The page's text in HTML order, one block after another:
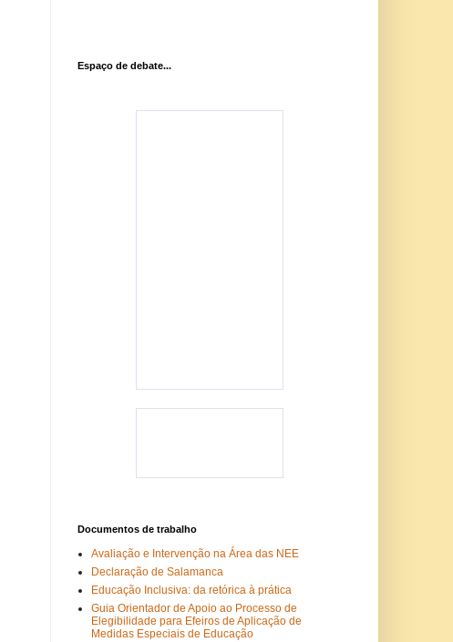
Espaço de debate...
Documentos de trabalho
Avaliação e Intervenção na Área das NEE
Declaração de Salamanca
Educação Inclusiva: da retórica à prática
Guia Orientador de Apoio ao Processo de
Elegibilidade para Efeiros de Aplicação de
Medidas Especiais de Educação